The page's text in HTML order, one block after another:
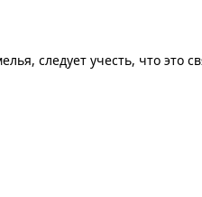
следует учесть, что